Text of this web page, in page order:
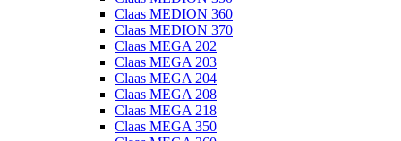
Claas MEDION 360
Claas MEDION 370
Claas MEGA 202
Claas MEGA 203
Claas MEGA 204
Claas MEGA 208
Claas MEGA 218
Claas MEGA 350